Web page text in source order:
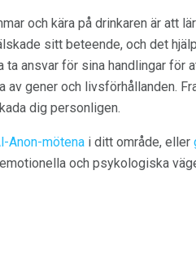
och kära på drinkaren är att
sitt beteende, och det
ta ansvar för sina handlingar för
gener och livsförhållanden.
dig personligen.
Anon-mötena i ditt område, eller
och psykologiska